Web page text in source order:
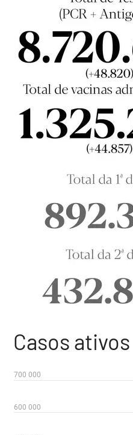
Casos ativos